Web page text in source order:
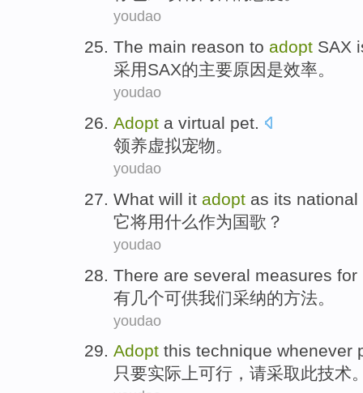
youdao
The main reason to adopt SAX
采用SAX的主要原因是效率。
youdao
Adopt a virtual pet.
领养虚拟宠物。
youdao
What will it adopt as its national
它将用什么作为 国歌 ？
youdao
There are several measures for
有 几个可供我们采纳的方法。
youdao
Adopt this technique whenever
只要实际上可行 ，请采取此技术